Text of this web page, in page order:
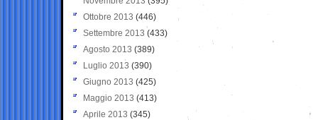
Ottobre 2013 (446)
Settembre 2013 (433)
Agosto 2013 (389)
Luglio 2013 (390)
Giugno 2013 (425)
Maggio 2013 (413)
Aprile 2013 (345)